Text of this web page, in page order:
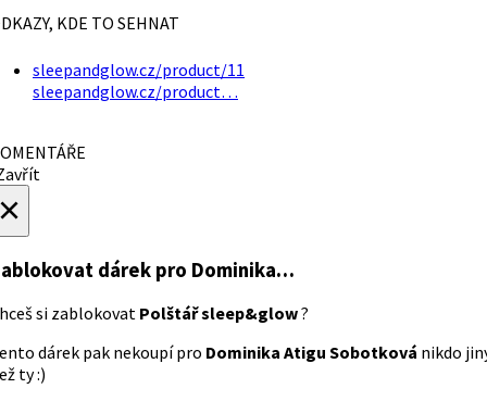
KDE TO SEHNAT
sleepandglow.cz/product/11
sleepandglow.cz/product…
dárek pro Dominika…
si zablokovat Polštář sleep&glow?
dárek pak nekoupí pro Dominika Atigu Sobotková nikdo
ty :)